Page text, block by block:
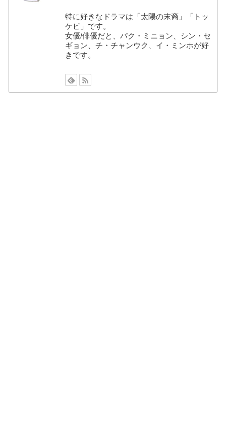
特に好きなドラマは「太陽の末裔」「トッ
ケビ」です。
女優/俳優だと、パク・ミニョン、シン・セ
ギョン、チ・チャンウク、イ・ミンホが好
きです。